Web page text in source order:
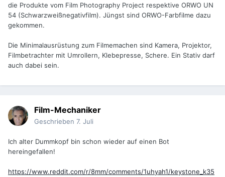
die Produkte vom Film Photography Project respektive ORWO UN
54 (Schwarzweißnegativfilm). Jüngst sind ORWO-Farbfilme dazu
gekommen.
Die Minimalausrüstung zum Filmemachen sind Kamera, Projektor,
Filmbetrachter mit Umrollern, Klebepresse, Schere. Ein Stativ darf
auch dabei sein.
Film-Mechaniker
Geschrieben 7. Juli
Ich alter Dummkopf bin schon wieder auf einen Bot
hereingefallen!
https://www.reddit.com/r/8mm/comments/1uhyah1/keystone_k35